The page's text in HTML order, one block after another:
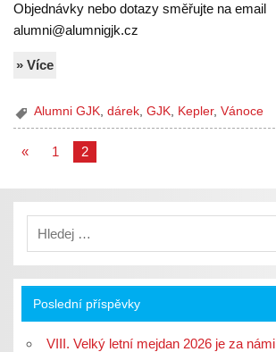
Objednávky nebo dotazy směřujte na email
alumni@alumnigjk.cz
» Více
Alumni GJK,dárek,GJK, Kepler,Vánoce
« 1 2
Poslední příspěvky
VIII. Velký letní mejdan 2026 je za námi